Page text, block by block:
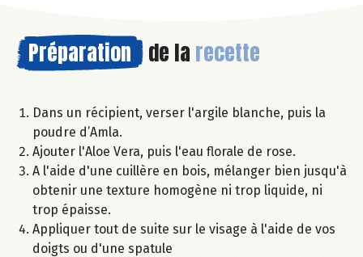
Préparation de la recette
Dans un récipient, verser l'argile blanche, puis la
poudre d’Amla.
Ajouter l'Aloe Vera, puis l'eau florale de rose.
A l'aide d'une cuillère en bois, mélanger bien jusqu'à
obtenir une texture homogène ni trop liquide, ni
trop épaisse.
Appliquer tout de suite sur le visage à l'aide de vos
doigts ou d'une spatule